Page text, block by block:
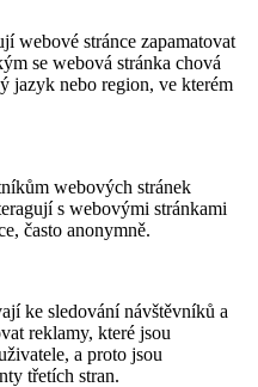
webové stránce zapamatovat
se webová stránka chová
jazyk nebo region, ve kterém
webových stránek
s webovými stránkami
často anonymně.
ke sledování návštěvníků a
reklamy, které jsou
a proto jsou
třetích stran.